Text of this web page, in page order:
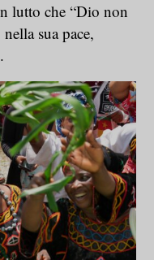
lutto che “Dio non
sua pace,